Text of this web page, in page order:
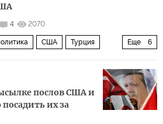
4 2070
Еще 6
США Турция
читателей
послов США и
их за